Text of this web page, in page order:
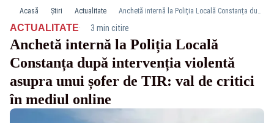
Acasă Știri Actualitate Anchetă internă la Poliția Locală Constanța după intervenția violentă asupra unui șofer de TIR: val de critici în mediul online
ACTUALITATE· 3 min citire
Anchetă internă la Poliția Locală
Constanța după intervenția violentă
asupra unui șofer de TIR: val de critici
în mediul online